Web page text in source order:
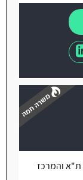
משרה חמה
ת"א והמרכז